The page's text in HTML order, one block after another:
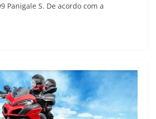
Panigale S. De acordo com a